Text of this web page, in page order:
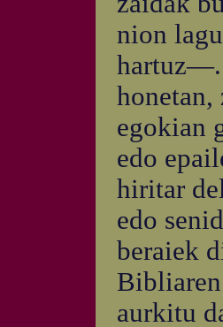
nion
hartuz—.
honetan,
egokian
edo
hiritar
edo
beraiek
aurkitu